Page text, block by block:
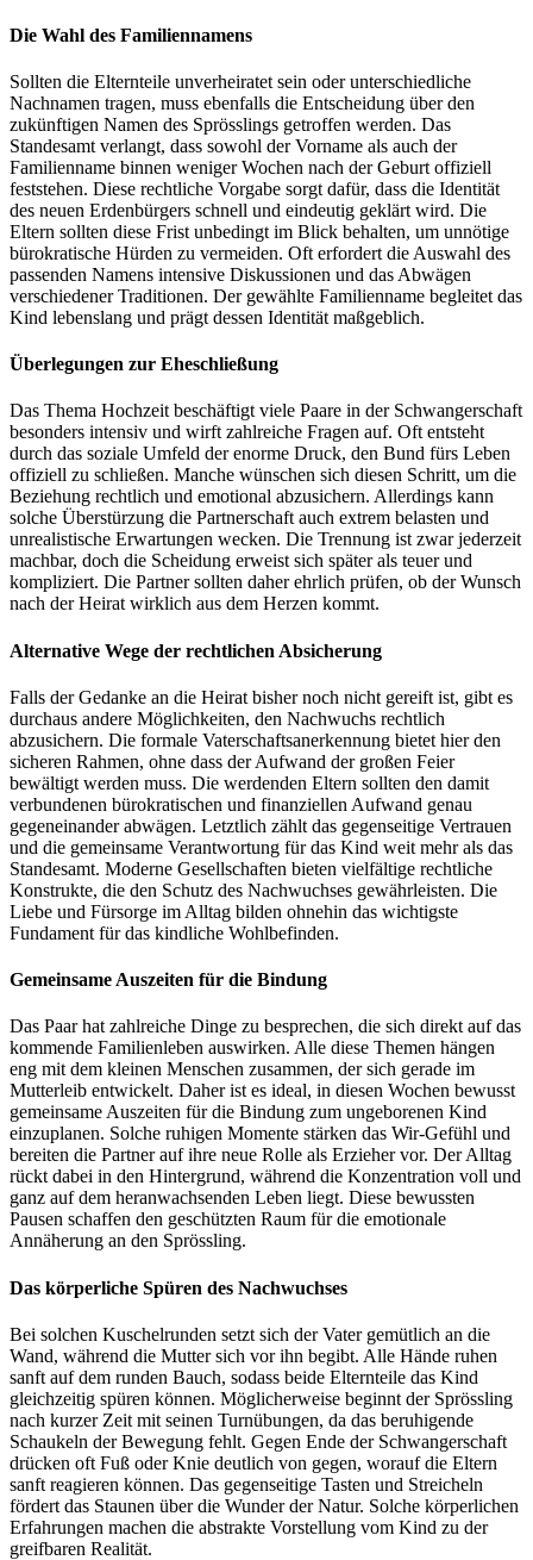
Die Wahl des Familiennamens
Sollten die Elternteile unverheiratet sein oder unterschiedliche
Nachnamen tragen, muss ebenfalls die Entscheidung über den
zukünftigen Namen des Sprösslings getroffen werden. Das
Standesamt verlangt, dass sowohl der Vorname als auch der
Familienname binnen weniger Wochen nach der Geburt offiziell
feststehen. Diese rechtliche Vorgabe sorgt dafür, dass die Identität
des neuen Erdenbürgers schnell und eindeutig geklärt wird. Die
Eltern sollten diese Frist unbedingt im Blick behalten, um unnötige
bürokratische Hürden zu vermeiden. Oft erfordert die Auswahl des
passenden Namens intensive Diskussionen und das Abwägen
verschiedener Traditionen. Der gewählte Familienname begleitet das
Kind lebenslang und prägt dessen Identität maßgeblich.
Überlegungen zur Eheschließung
Das Thema Hochzeit beschäftigt viele Paare in der Schwangerschaft
besonders intensiv und wirft zahlreiche Fragen auf. Oft entsteht
durch das soziale Umfeld der enorme Druck, den Bund fürs Leben
offiziell zu schließen. Manche wünschen sich diesen Schritt, um die
Beziehung rechtlich und emotional abzusichern. Allerdings kann
solche Überstürzung die Partnerschaft auch extrem belasten und
unrealistische Erwartungen wecken. Die Trennung ist zwar jederzeit
machbar, doch die Scheidung erweist sich später als teuer und
kompliziert. Die Partner sollten daher ehrlich prüfen, ob der Wunsch
nach der Heirat wirklich aus dem Herzen kommt.
Alternative Wege der rechtlichen Absicherung
Falls der Gedanke an die Heirat bisher noch nicht gereift ist, gibt es
durchaus andere Möglichkeiten, den Nachwuchs rechtlich
abzusichern. Die formale Vaterschaftsanerkennung bietet hier den
sicheren Rahmen, ohne dass der Aufwand der großen Feier
bewältigt werden muss. Die werdenden Eltern sollten den damit
verbundenen bürokratischen und finanziellen Aufwand genau
gegeneinander abwägen. Letztlich zählt das gegenseitige Vertrauen
und die gemeinsame Verantwortung für das Kind weit mehr als das
Standesamt. Moderne Gesellschaften bieten vielfältige rechtliche
Konstrukte, die den Schutz des Nachwuchses gewährleisten. Die
Liebe und Fürsorge im Alltag bilden ohnehin das wichtigste
Fundament für das kindliche Wohlbefinden.
Gemeinsame Auszeiten für die Bindung
Das Paar hat zahlreiche Dinge zu besprechen, die sich direkt auf das
kommende Familienleben auswirken. Alle diese Themen hängen
eng mit dem kleinen Menschen zusammen, der sich gerade im
Mutterleib entwickelt. Daher ist es ideal, in diesen Wochen bewusst
gemeinsame Auszeiten für die Bindung zum ungeborenen Kind
einzuplanen. Solche ruhigen Momente stärken das Wir-Gefühl und
bereiten die Partner auf ihre neue Rolle als Erzieher vor. Der Alltag
rückt dabei in den Hintergrund, während die Konzentration voll und
ganz auf dem heranwachsenden Leben liegt. Diese bewussten
Pausen schaffen den geschützten Raum für die emotionale
Annäherung an den Sprössling.
Das körperliche Spüren des Nachwuchses
Bei solchen Kuschelrunden setzt sich der Vater gemütlich an die
Wand, während die Mutter sich vor ihn begibt. Alle Hände ruhen
sanft auf dem runden Bauch, sodass beide Elternteile das Kind
gleichzeitig spüren können. Möglicherweise beginnt der Sprössling
nach kurzer Zeit mit seinen Turnübungen, da das beruhigende
Schaukeln der Bewegung fehlt. Gegen Ende der Schwangerschaft
drücken oft Fuß oder Knie deutlich von gegen, worauf die Eltern
sanft reagieren können. Das gegenseitige Tasten und Streicheln
fördert das Staunen über die Wunder der Natur. Solche körperlichen
Erfahrungen machen die abstrakte Vorstellung vom Kind zu der
greifbaren Realität.